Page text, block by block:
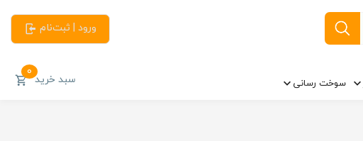
ورود | ثبت‌نام
سوخت رسانی سبد خرید0